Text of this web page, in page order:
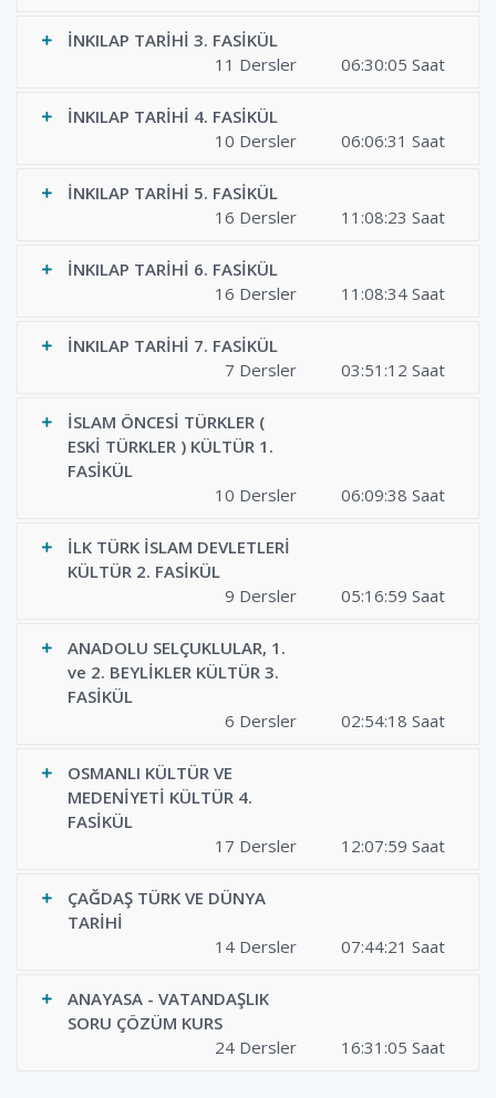
İNKILAP TARİHİ 3. FASİKÜL
11 Dersler
06:30:05 Saat
İNKILAP TARİHİ 4. FASİKÜL
10 Dersler
06:06:31 Saat
İNKILAP TARİHİ 5. FASİKÜL
16 Dersler
11:08:23 Saat
İNKILAP TARİHİ 6. FASİKÜL
16 Dersler
11:08:34 Saat
İNKILAP TARİHİ 7. FASİKÜL
7 Dersler
03:51:12 Saat
İSLAM ÖNCESİ TÜRKLER (
ESKİ TÜRKLER ) KÜLTÜR 1.
FASİKÜL
10 Dersler
06:09:38 Saat
İLK TÜRK İSLAM DEVLETLERİ
KÜLTÜR 2. FASİKÜL
9 Dersler
05:16:59 Saat
ANADOLU SELÇUKLULAR, 1.
ve 2. BEYLİKLER KÜLTÜR 3.
FASİKÜL
6 Dersler
02:54:18 Saat
OSMANLI KÜLTÜR VE
MEDENİYETİ KÜLTÜR 4.
FASİKÜL
17 Dersler
12:07:59 Saat
ÇAĞDAŞ TÜRK VE DÜNYA
TARİHİ
14 Dersler
07:44:21 Saat
ANAYASA - VATANDAŞLIK
SORU ÇÖZÜM KURS
24 Dersler
16:31:05 Saat